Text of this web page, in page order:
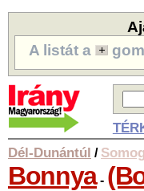
A listát a
Dél-Dunántúl /
Bonnya -